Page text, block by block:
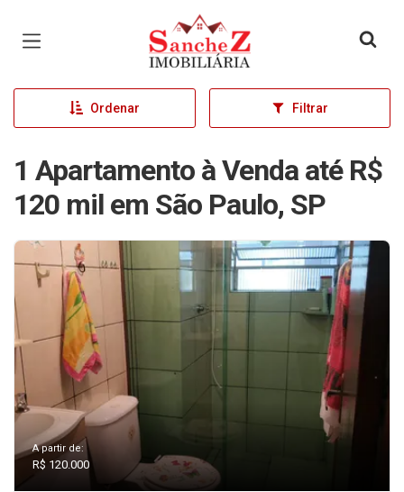
Página inicial
Ordenar Filtrar
1 Apartamento à Venda até R$
120 mil em São Paulo, SP
A partir de:
R$ 120.000